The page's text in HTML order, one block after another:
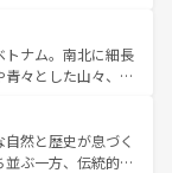
エティ豊かな料理
コンテンツ一覧を参
美を楽しむことが
ストリートフード
。夜には、韓国な
力を心ゆくまで味
の韓国情報はコンテンツ一
トナム。南北に細長
々とした山々、世
の古い町並みやホ
、独特の雰囲気を
かさとおいしさで
然と歴史が息づく
ぶ一方、伝統的な